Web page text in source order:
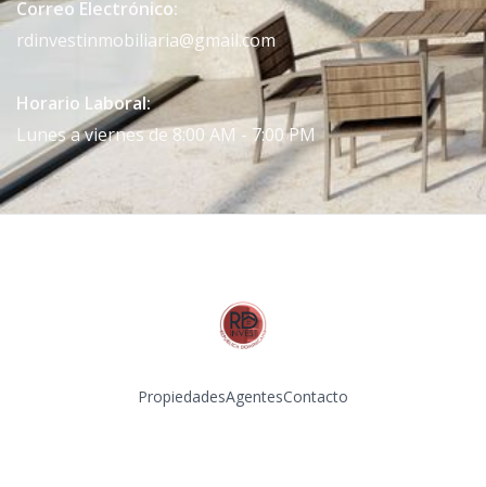
Correo Electrónico:
rdinvestinmobiliaria@gmail.com
Horario Laboral:
Lunes a viernes de 8:00 AM - 7:00 PM
PropiedadesAgentesContacto